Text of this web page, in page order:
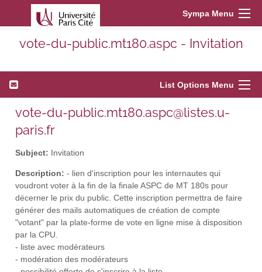
Sympa Menu
vote-du-public.mt180.aspc - Invitation
List Options Menu
vote-du-public.mt180.aspc@listes.u-
paris.fr
Subject: Invitation
Description: - lien d'inscription pour les internautes qui
voudront voter à la fin de la finale ASPC de MT 180s pour
décerner le prix du public. Cette inscription permettra de faire
générer des mails automatiques de création de compte
"votant" par la plate-forme de vote en ligne mise à disposition
par la CPU.
- liste avec modérateurs
- modération des modérateurs